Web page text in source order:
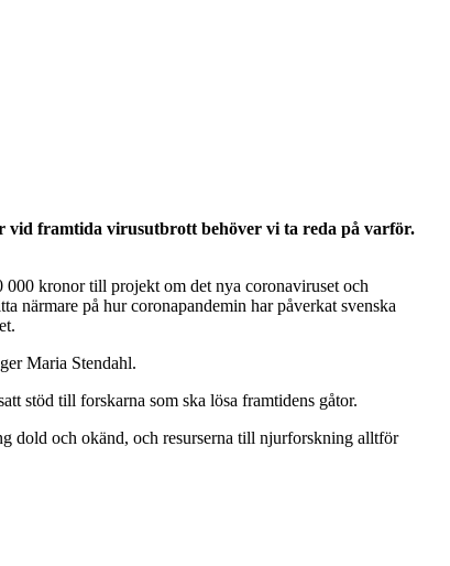
vid framtida virusutbrott behöver vi ta reda på varför.
kronor till projekt om det nya coronaviruset och
närmare på hur coronapandemin har påverkat svenska
Maria Stendahl.
stöd till forskarna som ska lösa framtidens gåtor.
dold och okänd, och resurserna till njurforskning alltför